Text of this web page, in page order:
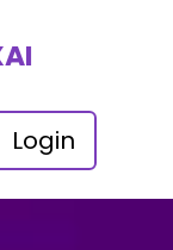
Login